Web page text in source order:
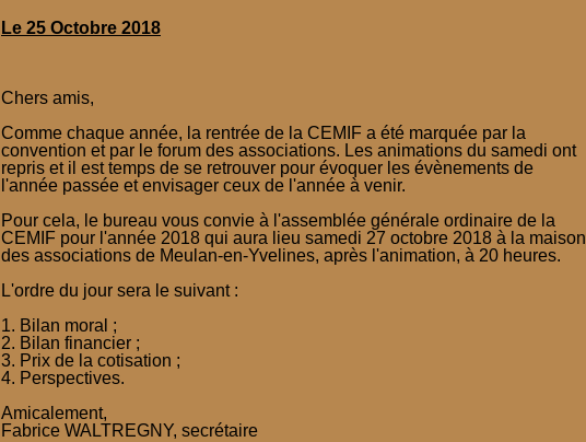
Le 25 Octobre 2018
Chers amis,
Comme chaque année, la rentrée de la CEMIF a été marquée par la
convention et par le forum des associations. Les animations du samedi ont
repris et il est temps de se retrouver pour évoquer les évènements de
l'année passée et envisager ceux de l'année à venir.
Pour cela, le bureau vous convie à l'assemblée générale ordinaire de la
CEMIF pour l'année 2018 qui aura lieu samedi 27 octobre 2018 à la maison
des associations de Meulan-en-Yvelines, après l'animation, à 20 heures.
L'ordre du jour sera le suivant :
1. Bilan moral ;
2. Bilan financier ;
3. Prix de la cotisation ;
4. Perspectives.
Amicalement,
Fabrice WALTREGNY, secrétaire